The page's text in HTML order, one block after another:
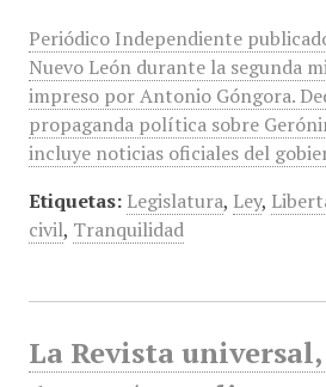
Periódico Independiente
Nuevo León durante la segunda
impreso por Antonio Góngora.
propaganda política sobre
incluye noticias oficiales del
Etiquetas: Legislatura, Ley,
civil, Tranquilidad
La Revista